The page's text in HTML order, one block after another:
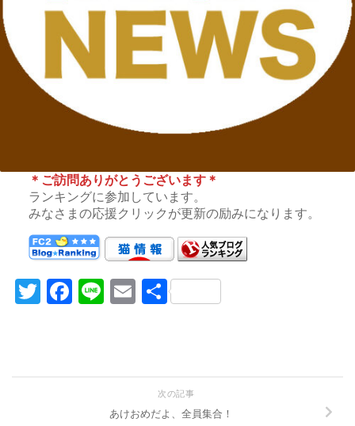
＊ご訪問ありがとうございます＊
ランキングに参加しています。
みなさまの応援クリックが更新の励みになります。
TwitterFacebook
LineEmail
共
次の記事
あけおめだよ、全員集合！